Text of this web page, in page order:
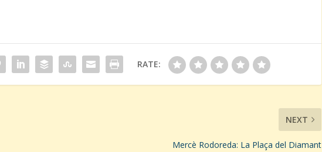
RATE:
NEXT
Mercè Rodoreda: La Plaça del Diamant